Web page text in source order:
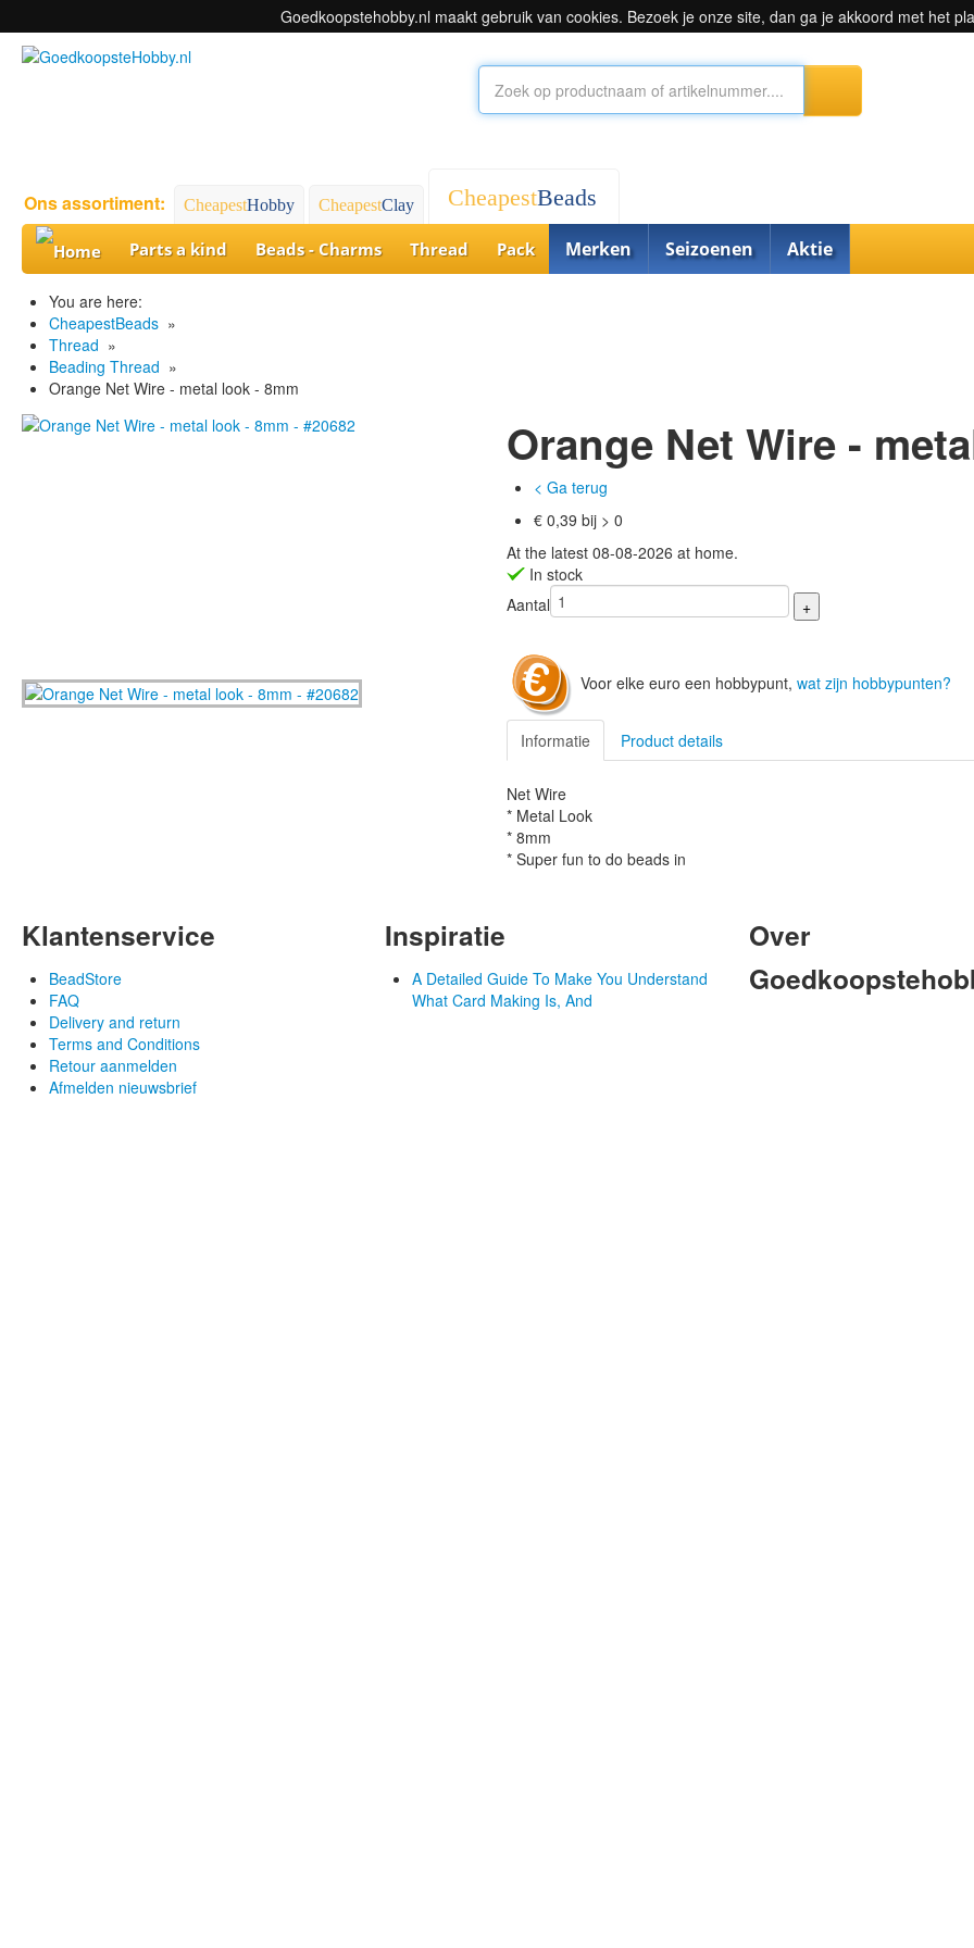
Goedkoopstehobby.nl maakt gebruik van cookies. Bezoek je onze site, dan ga je akkoord met het
Ons assortiment: CheapestHobby CheapestClay CheapestBeads
Parts a kind Beads - Charms Thread Pack Merken Seizoenen Aktie
You are here:
CheapestBeads »
Thread »
Beading Thread »
Orange Net Wire - metal look - 8mm
Orange Net Wire -
< Ga terug
€ 0,39 bij > 0
At the latest 08-08-2026 at home.
In stock
Aantal
Voor elke euro een hobbypunt, wat zijn hobbypunten?
Informatie Product details
Net Wire
* Metal Look
* 8mm
* Super fun to do beads in
Klantenservice
BeadStore
FAQ
Delivery and return
Terms and Conditions
Retour aanmelden
Afmelden nieuwsbrief
Inspiratie
A Detailed Guide To Make You Understand
What Card Making Is, And
Over